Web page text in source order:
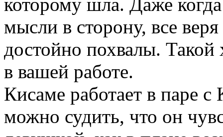
мысли в сторону, все
достойно похвалы. Такой
в вашей работе.
Кисаме работает в паре
можно судить, что он